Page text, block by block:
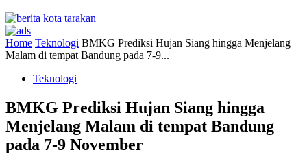
Home Teknologi BMKG Prediksi Hujan Siang hingga Menjelang
Malam di tempat Bandung pada 7-9...
Teknologi
BMKG Prediksi Hujan Siang hingga
Menjelang Malam di tempat Bandung
pada 7-9 November